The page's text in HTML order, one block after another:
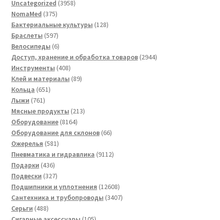
Uncategorized 39583958
NomaMed 375375
товаров
Бактериальные культуры 128128
Браслеты 597597
товаров
Велосипеды 66
товаров
Доступ, хранение и обработка товаров 29442944
Инструменты 408408
товаров
Клей и материалы 8989
Кольца 651651
Лыжи 761761
товар
Мясные продукты 213213
Оборудование 81648164
товара
Оборудование для склонов 6666
Ожерелья 581581
товар
Пневматика и гидравлика 91129112
Подарки 436436
товаров
Подвески 327327
товаров
Подшипники и уплотнения 1260812608
товаров
Сантехника и трубопроводы 34073407
Серьги 488488